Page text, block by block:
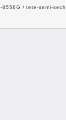
8558G tete-semi-